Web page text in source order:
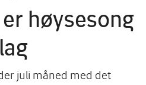
høysesong
juli måned med det